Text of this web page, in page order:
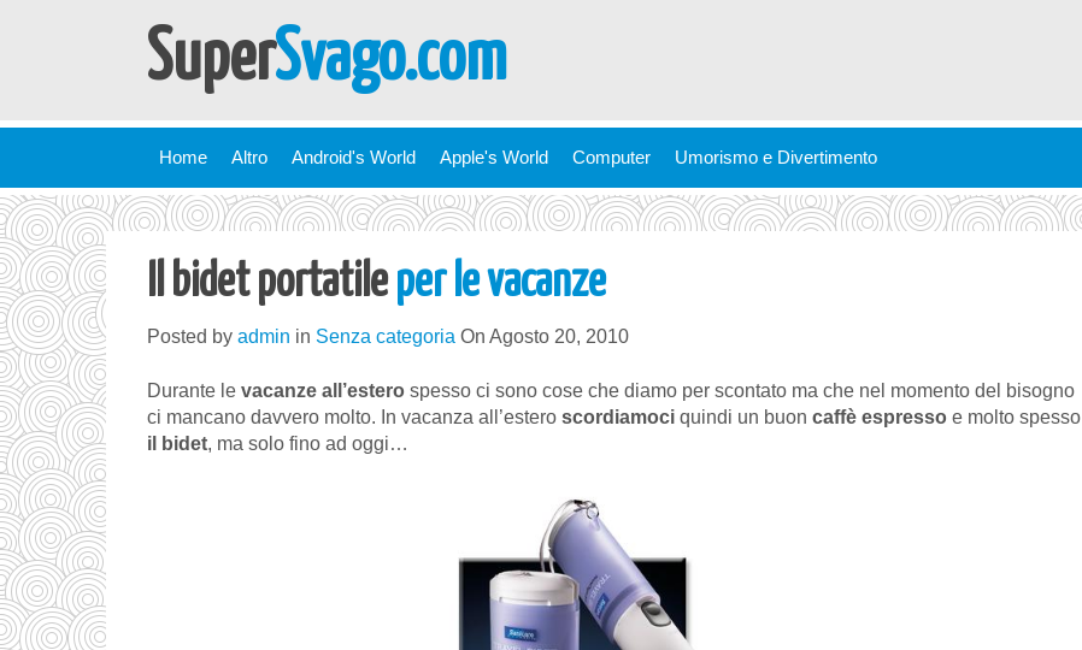
SuperSvago.com
Home Altro Android's World Apple's World Computer Umorismo e Divertimento
Il bidet portatileper le vacanze
Posted by admin in Senza categoria On Agosto 20, 2010
Durante le vacanze all’estero spesso ci sono cose che diamo per scontato ma che nel momento del bisogno
ci mancano davvero molto. In vacanza all’estero scordiamoci quindi un buon caffè espresso e molto spesso
il bidet, ma solo fino ad oggi…